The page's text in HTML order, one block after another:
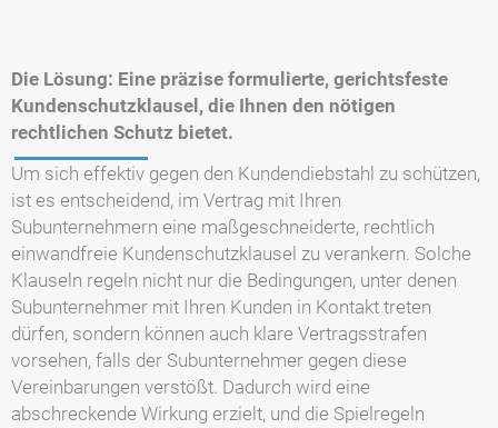
Die Lösung: Eine präzise formulierte, gerichtsfeste
Kundenschutzklausel, die Ihnen den nötigen
rechtlichen Schutz bietet.
Um sich effektiv gegen den Kundendiebstahl zu schützen,
ist es entscheidend, im Vertrag mit Ihren
Subunternehmern eine maßgeschneiderte, rechtlich
einwandfreie Kundenschutzklausel zu verankern. Solche
Klauseln regeln nicht nur die Bedingungen, unter denen
Subunternehmer mit Ihren Kunden in Kontakt treten
dürfen, sondern können auch klare Vertragsstrafen
vorsehen, falls der Subunternehmer gegen diese
Vereinbarungen verstößt. Dadurch wird eine
abschreckende Wirkung erzielt, und die Spielregeln